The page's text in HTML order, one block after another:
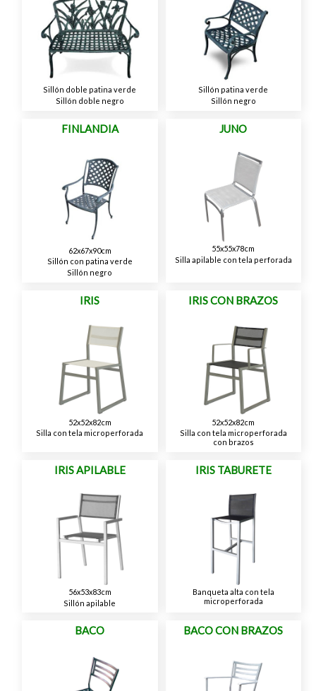
Sillón doble patina verde
Sillón doble negro
Sillón patina verde
Sillón negro
FINLANDIA
62x67x90cm
Sillón con patina verde
Sillón negro
JUNO
55x55x78cm
Silla apilable con tela perforada
IRIS
52x52x82cm
Silla con tela microperforada
IRIS CON BRAZOS
52x52x82cm
Silla con tela microperforada
con brazos
IRIS APILABLE
56x53x83cm
Sillón apilable
IRIS TABURETE
Banqueta alta con tela
microperforada
BACO BACO CON BRAZOS